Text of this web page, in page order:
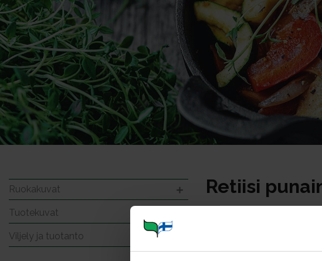
Ruokakuvat
Tuotekuvat
Viljely ja tuotanto
Retiisi